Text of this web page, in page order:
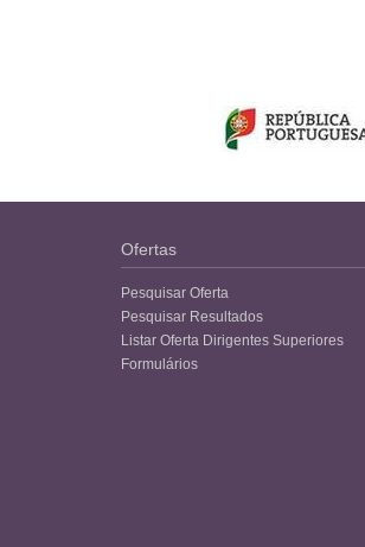
Ofertas
Pesquisar Oferta
Pesquisar Resultados
Listar Oferta Dirigentes Superiores
Formulários